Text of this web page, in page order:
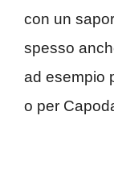
con un
spesso
ad esempio
o per